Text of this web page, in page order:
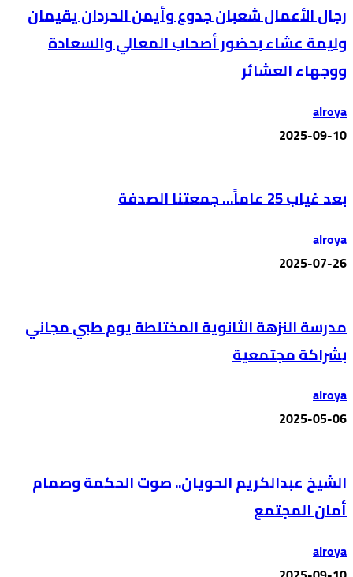
رجال الأعمال شعبان جدوع وأيمن الحردان يقيمان
وليمة عشاء بحضور أصحاب المعالي والسعادة
ووجهاء العشائر
alroya
2025-09-10
بعد غياب 25 عاماً… جمعتنا الصدفة
alroya
2025-07-26
مدرسة النزهة الثانوية المختلطة يوم طبي مجاني
بشراكة مجتمعية
alroya
2025-05-06
الشيخ عبدالكريم الحويان.. صوت الحكمة وصمام
أمان المجتمع
alroya